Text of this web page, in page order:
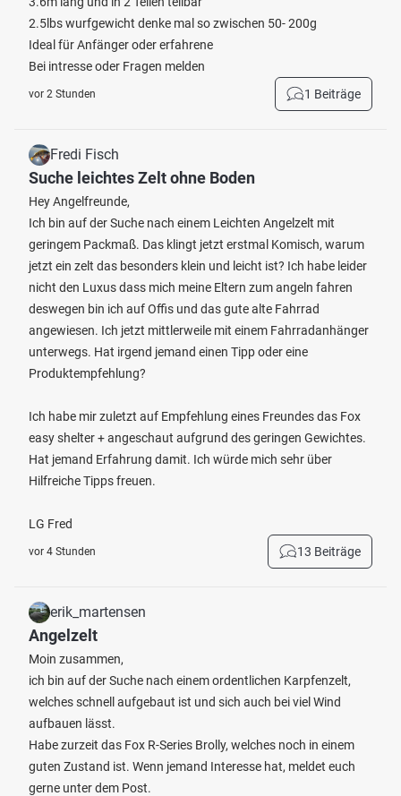
2.5lbs wurfgewicht denke mal so zwischen 50- 200g
Ideal für Anfänger oder erfahrene
Bei intresse oder Fragen melden
vor 2 Stunden 1 Beiträge
Fredi Fisch
Suche leichtes Zelt ohne Boden
Hey Angelfreunde,
Ich bin auf der Suche nach einem Leichten Angelzelt mit
geringem Packmaß. Das klingt jetzt erstmal Komisch, warum
jetzt ein zelt das besonders klein und leicht ist? Ich habe leider
nicht den Luxus dass mich meine Eltern zum angeln fahren
deswegen bin ich auf Offis und das gute alte Fahrrad
angewiesen. Ich jetzt mittlerweile mit einem Fahrradanhänger
unterwegs. Hat irgend jemand einen Tipp oder eine
Produktempfehlung?
Ich habe mir zuletzt auf Empfehlung eines Freundes das Fox
easy shelter + angeschaut aufgrund des geringen Gewichtes.
Hat jemand Erfahrung damit. Ich würde mich sehr über
Hilfreiche Tipps freuen.
LG Fred
vor 4 Stunden 13 Beiträge
erik_martensen
Angelzelt
Moin zusammen,
ich bin auf der Suche nach einem ordentlichen Karpfenzelt,
welches schnell aufgebaut ist und sich auch bei viel Wind
aufbauen lässt.
Habe zurzeit das Fox R-Series Brolly, welches noch in einem
guten Zustand ist. Wenn jemand Interesse hat, meldet euch
gerne unter dem Post.